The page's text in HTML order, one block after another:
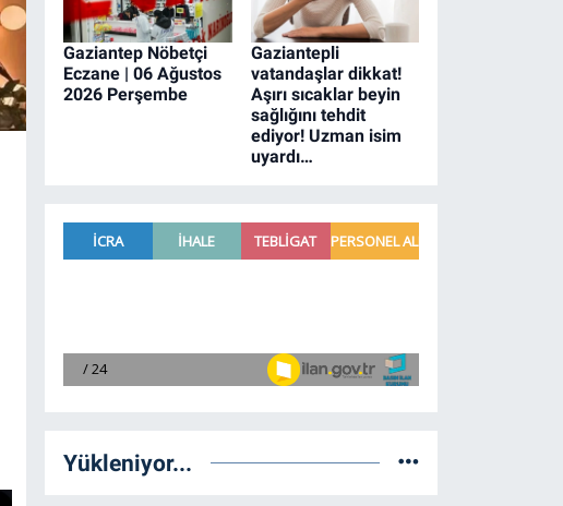
Gaziantep Nöbetçi
Eczane | 06 Ağustos
2026 Perşembe
Gaziantepli
vatandaşlar dikkat!
Aşırı sıcaklar beyin
sağlığını tehdit
ediyor! Uzman isim
uyardı…
Yükleniyor...